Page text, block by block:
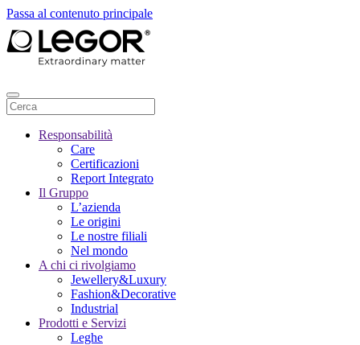
Passa al contenuto principale
Responsabilità
Care
Certificazioni
Report Integrato
Il Gruppo
L’azienda
Le origini
Le nostre filiali
Nel mondo
A chi ci rivolgiamo
Jewellery&Luxury
Fashion&Decorative
Industrial
Prodotti e Servizi
Leghe